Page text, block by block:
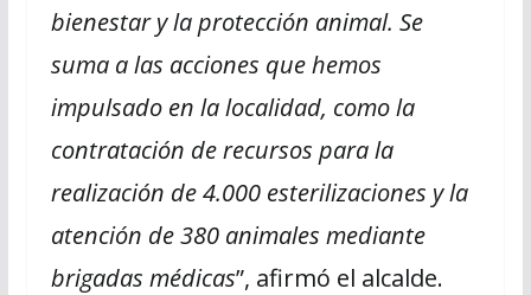
bienestar y la protección animal. Se
suma a las acciones que hemos
impulsado en la localidad, como la
contratación de recursos para la
realización de 4.000 esterilizaciones y la
atención de 380 animales mediante
brigadas médicas”, afirmó el alcalde.